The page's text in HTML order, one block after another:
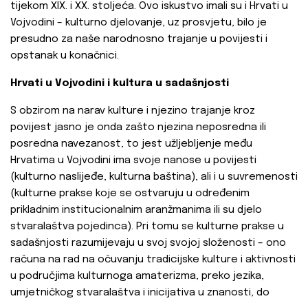
tijekom XIX. i XX. stoljeća. Ovo iskustvo imali su i Hrvati u
Vojvodini – kulturno djelovanje, uz prosvjetu, bilo je
presudno za naše narodnosno trajanje u povijesti i
opstanak u konačnici.
Hrvati u Vojvodini i kultura u sadašnjosti
S obzirom na narav kulture i njezino trajanje kroz
povijest jasno je onda zašto njezina neposredna ili
posredna navezanost, to jest užljebljenje među
Hrvatima u Vojvodini ima svoje nanose u povijesti
(kulturno naslijeđe, kulturna baština), ali i u suvremenosti
(kulturne prakse koje se ostvaruju u određenim
prikladnim institucionalnim aranžmanima ili su djelo
stvaralaštva pojedinca). Pri tomu se kulturne prakse u
sadašnjosti razumijevaju u svoj svojoj složenosti – ono
računa na rad na očuvanju tradicijske kulture i aktivnosti
u područjima kulturnoga amaterizma, preko jezika,
umjetničkog stvaralaštva i inicijativa u znanosti, do